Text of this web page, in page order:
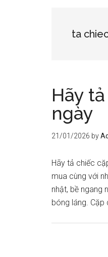
ta
Hãy
ngày
21/01/2026 by
Hãy tả chiếc
mua cùng với
nhật, bề ngang
bóng láng.